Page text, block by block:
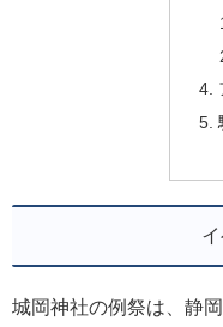
城岡神社の例祭は、静